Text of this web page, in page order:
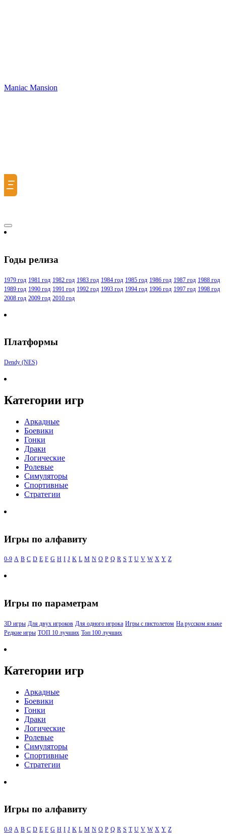
Maniac Mansion
Ξ
Годы релиза
1979 год 1981 год 1982 год 1983 год 1984 год 1985 год 1986 год 1987 год 1988 год
1989 год 1990 год 1991 год 1992 год 1993 год 1994 год 1996 год 1997 год 1998 год
2008 год 2009 год 2010 год
Платформы
Dendy (NES)
Категории игр
Аркадные
Боевики
Гонки
Драки
Логические
Ролевые
Симуляторы
Спортивные
Стратегии
Игры по алфавиту
0-9 A B C D E F G H I J K L M N O P Q R S T U V W X Y Z
Игры по параметрам
3D игры Для двух игроков Для одного игрока Игры с пистолетом На русском языке
Редкие игры ТОП 10 лучших Топ 100 лучших
Категории игр
Аркадные
Боевики
Гонки
Драки
Логические
Ролевые
Симуляторы
Спортивные
Стратегии
Игры по алфавиту
0-9 A B C D E F G H I J K L M N O P Q R S T U V W X Y Z